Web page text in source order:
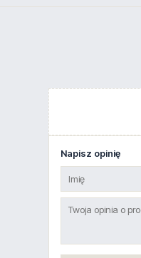
Napisz opinię